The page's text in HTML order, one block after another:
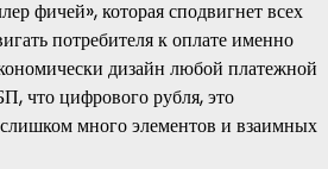
фичей», которая сподвигнет всех
потребителя к оплате именно
дизайн любой платежной
что цифрового рубля, это
много элементов и взаимных